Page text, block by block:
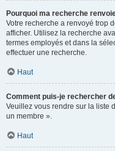
Pourquoi ma recherche
Votre recherche a renvoyé trop
afficher. Utilisez la recherche
termes employés et dans la
effectuer une recherche.
Haut
Comment puis-je rechercher
Veuillez vous rendre sur la liste
un membre ».
Haut